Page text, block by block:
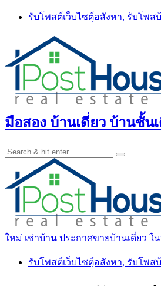
Skip
รับโพสต์เว็บไซตฺ์อสังหา, รับโพ
มือสอง บ้านเดี่ยว บ้านชั้น
ใหม่ เช่าบ้าน ประกาศขายบ้านเดี่ยว ใ
รับโพสต์เว็บไซตฺ์อสังหา, รับโพ